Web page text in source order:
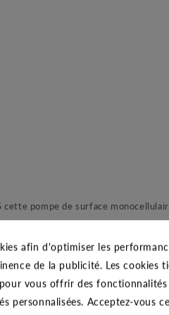
pompe de surface
et fiabilité à toutes
amorçage sans effort. En effet,
lors de hauteurs d’aspirations
afin d'optimiser les
de la publicité. Les cookies
vous offrir des
personnalisées. Acceptez-vous